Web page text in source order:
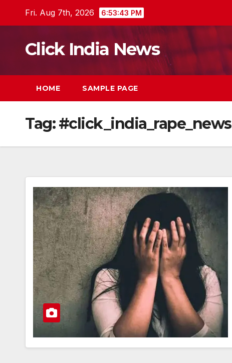
Fri. Aug 7th, 2026 6:53:43 PM
Click India News
HOME SAMPLE PAGE
Tag:#click_india_rape_news